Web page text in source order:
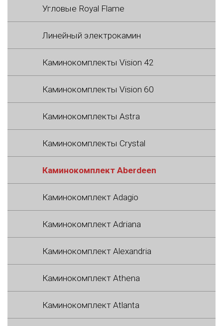
Угловые Royal Flame
Линейный электрокамин
Каминокомплекты Vision 42
Каминокомплекты Vision 60
Каминокомплекты Astra
Каминокомплекты Crystal
Каминокомплект Aberdeen
Каминокомплект Adagio
Каминокомплект Adriana
Каминокомплект Alexandria
Каминокомплект Athena
Каминокомплект Atlanta